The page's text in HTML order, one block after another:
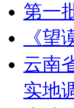
第一
《
云南
实地